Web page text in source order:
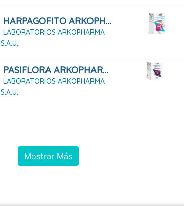
HARPAGOFITO ARKOPHARMA 168 CÁPSULAS DURAS
LABORATORIOS ARKOPHARMA
S.A.U.
PASIFLORA ARKOPHARMA 45 CÁPSULAS DURAS
LABORATORIOS ARKOPHARMA
S.A.U.
Mostrar Más